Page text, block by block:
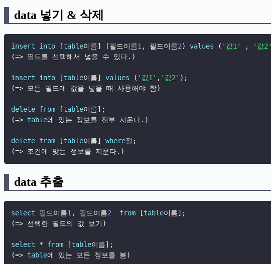
data 넣기 & 삭제
insert into [table이름] (필드이름1, 필드이름2) values ( '값1' , '값2'
(=> 필드를 선택해서 넣을 수 있다. )
insert into [table이름] values ( '값1' , '값2' ) ;
(=> 모든 필드에 값을 넣을 때 사용해야 함)
delete from [table이름] ;
(=> table에 있는 정보를 전부 지운다. )
delete from [table이름] where절 ;
(=> 조건에 맞는 정보를 지운다. )
data 추출
select 필드이름1 , 필드이름2 from [table이름] ;
(=> 선택한 필드의 값 보기 )
select * from [table이름] ;
(=> table에 있는 모든 정보를 봄)